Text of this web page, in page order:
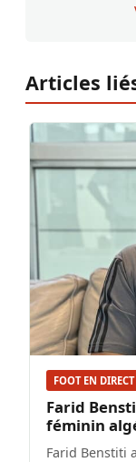
Articles
FOOT EN DIRECT
Farid
féminin
Farid Benstiti